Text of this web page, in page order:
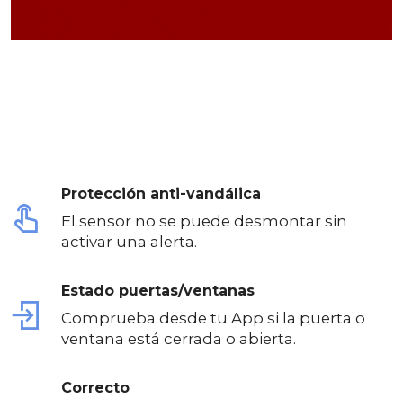
Protección anti-vandálica
El sensor no se puede desmontar sin
activar una alerta.
Estado puertas/ventanas
Comprueba desde tu App si la puerta o
ventana está cerrada o abierta.
Correcto